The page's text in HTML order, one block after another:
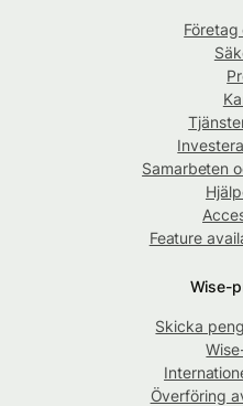
Företag
Samarbeten
Feature
Wise-
Skicka
Överföring